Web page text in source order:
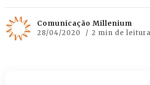
Comunicação Millenium
28/04/2020 2 min de leitura